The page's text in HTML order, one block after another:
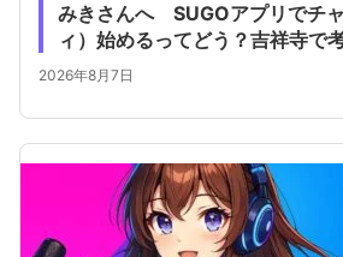
みきさんへ SUGOアプリでチ
ィ）始めるってどう？吉祥寺で
2026年8月7日